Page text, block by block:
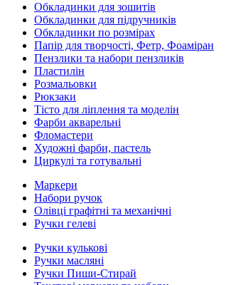
Обкладинки для зошитів
Обкладинки для підручників
Обкладинки по розмірах
Папір для творчості, Фетр, Фоаміран
Пензлики та набори пензликів
Пластилін
Розмальовки
Рюкзаки
Тісто для ліплення та моделін
Фарби акварельні
Фломастери
Художні фарби, пастель
Циркулі та готувальні
Маркери
Набори ручок
Олівці графітні та механічні
Ручки гелеві
Ручки кулькові
Ручки масляні
Ручки Пиши-Стирай